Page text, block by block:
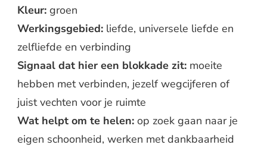
Kleur: groen
Werkingsgebied: liefde, universele liefde en
zelfliefde en verbinding
Signaal dat hier een blokkade zit: moeite
hebben met verbinden, jezelf wegcijferen of
juist vechten voor je ruimte
Wat helpt om te helen: op zoek gaan naar je
eigen schoonheid, werken met dankbaarheid